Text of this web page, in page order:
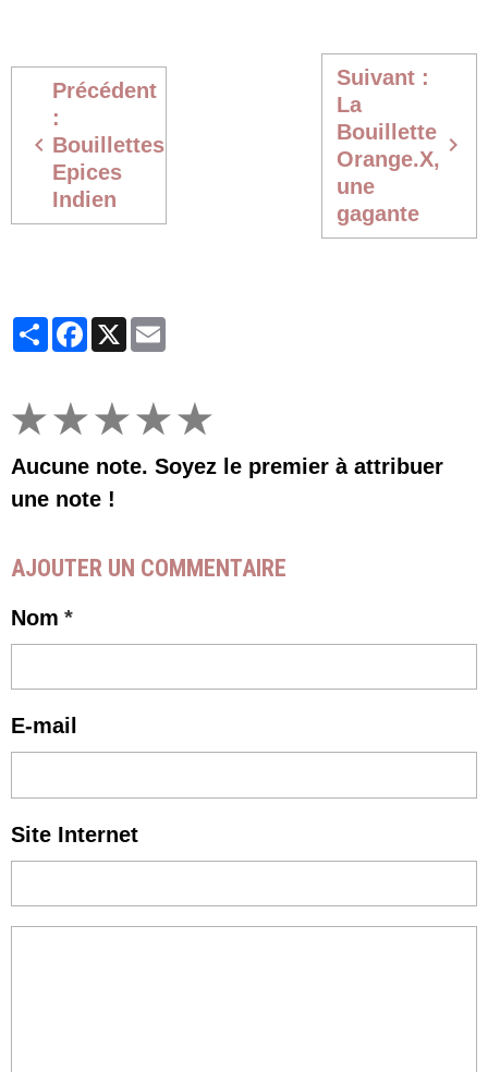
Précédent
:
Bouillettes
Epices
Indien
Suivant :
La
Bouillette
Orange.X,
une
gagante
Partager
Facebook
X
★★★★★
Aucune note. Soyez le premier à attribuer
une note !
AJOUTER UN COMMENTAIRE
Nom
E-mail
Site Internet